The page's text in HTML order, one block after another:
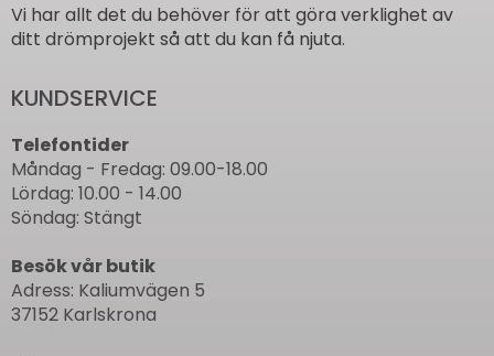
Vi har allt det du behöver för att göra verklighet av
ditt drömprojekt så att du kan få njuta.
KUNDSERVICE
Telefontider
Måndag - Fredag: 09.00-18.00
Lördag: 10.00 - 14.00
Söndag: Stängt
Besök vår butik
Adress: Kaliumvägen 5
37152 Karlskrona